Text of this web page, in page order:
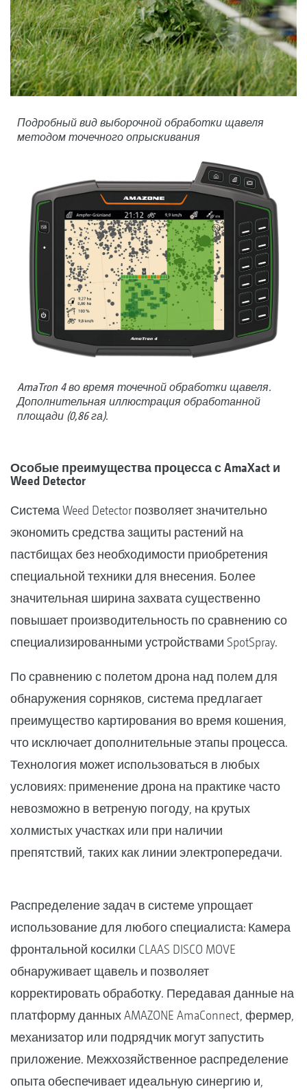
Подробный вид выборочной обработки щавеля
методом точечного опрыскивания
AmaTron 4 во время точечной обработки щавеля.
Дополнительная иллюстрация обработанной
площади (0,86 га).
Особые преимущества процесса с AmaXact и
Weed Detector
Система Weed Detector позволяет значительно
экономить средства защиты растений на
пастбищах без необходимости приобретения
специальной техники для внесения. Более
значительная ширина захвата существенно
повышает производительность по сравнению со
специализированными устройствами SpotSpray.
По сравнению с полетом дрона над полем для
обнаружения сорняков, система предлагает
преимущество картирования во время кошения,
что исключает дополнительные этапы процесса.
Технология может использоваться в любых
условиях: применение дрона на практике часто
невозможно в ветреную погоду, на крутых
холмистых участках или при наличии
препятствий, таких как линии электропередачи.
Распределение задач в системе упрощает
использование для любого специалиста: Камера
фронтальной косилки CLAAS DISCO MOVE
обнаруживает щавель и позволяет
корректировать обработку. Передавая данные на
платформу данных AMAZONE AmaConnect, фермер,
механизатор или подрядчик могут запустить
приложение. Межхозяйственное распределение
опыта обеспечивает идеальную синергию и,